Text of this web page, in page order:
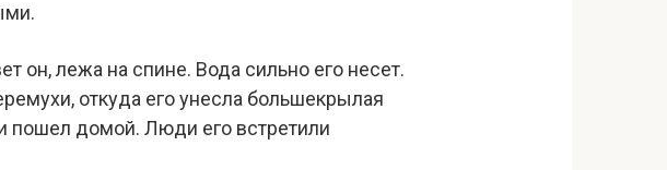
он, лежа на спине. Вода сильно его несет.
откуда его унесла большекрылая
пошел домой. Люди его встретили